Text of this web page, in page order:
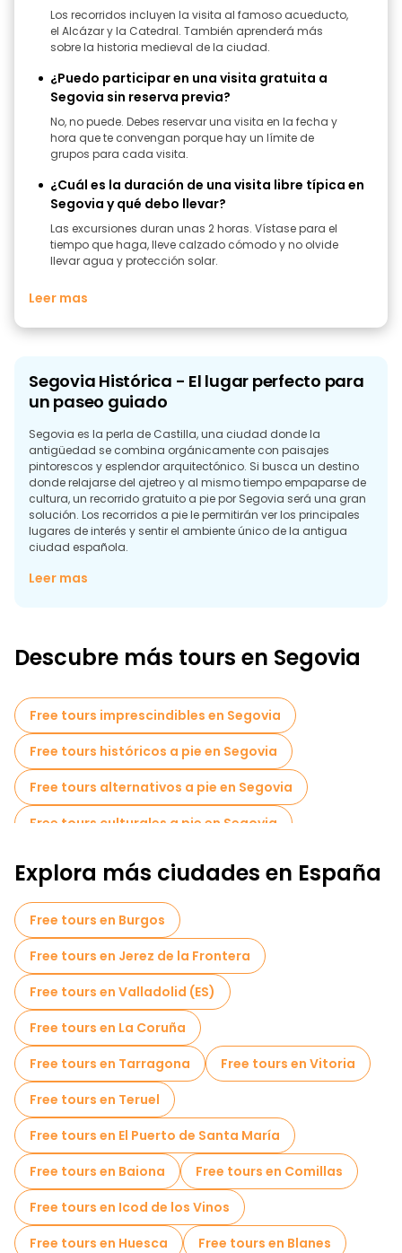
Los recorridos incluyen la visita al famoso acueducto,
el Alcázar y la Catedral. También aprenderá más
sobre la historia medieval de la ciudad.
¿Puedo participar en una visita gratuita a
Segovia sin reserva previa?
No, no puede. Debes reservar una visita en la fecha y
hora que te convengan porque hay un límite de
grupos para cada visita.
¿Cuál es la duración de una visita libre típica en
Segovia y qué debo llevar?
Las excursiones duran unas 2 horas. Vístase para el
tiempo que haga, lleve calzado cómodo y no olvide
llevar agua y protección solar.
Leer mas
Segovia Histórica - El lugar perfecto para
un paseo guiado
Segovia es la perla de Castilla, una ciudad donde la
antigüedad se combina orgánicamente con paisajes
pintorescos y esplendor arquitectónico. Si busca un destino
donde relajarse del ajetreo y al mismo tiempo empaparse de
cultura, un recorrido gratuito a pie por Segovia será una gran
solución. Los recorridos a pie le permitirán ver los principales
lugares de interés y sentir el ambiente único de la antigua
ciudad española.
Tesoros arquitectónicos y culturales de Segovia que
palacios medievales. Durante el paseo, recorrerá calles
empedradas, se asomará a antiguos templos y descubrirá
Acueducto de Segovia
El acueducto romano es uno de los principales símbolos de la
ciudad, que se construyó sin utilizar cemento. Cuarenta
metros de altura, casi 170 arcos y una mampostería
impecable lo convierten en un auténtico milagro de la
ingeniería antigua. Este monumento está incluido en la lista
del Patrimonio Mundial de la UNESCO. El paseo por el
Alcázar de Segovia
Leer mas
Descubre más tours en Segovia
Free tours imprescindibles en Segovia
Free tours históricos a pie en Segovia
Free tours alternativos a pie en Segovia
Free tours culturales a pie en Segovia
Free tours de arte a pie en Segovia
Free Tour Leyendas y Misterios de Segovia
Free tour por el casco antiguo en Segovia
Free tours de un día en Segovia
Free tours cerca Catedral de Segovia
Free tours cerca Aqueduct of Segovia
Free tours cerca Mirador de la Canaleja
Explora más ciudades en España
Free tours en Burgos
Free tours en Jerez de la Frontera
Free tours en Valladolid (ES)
Free tours en La Coruña
Free tours en Tarragona
Free tours en Vitoria
Free tours en Teruel
Free tours en El Puerto de Santa María
Free tours en Baiona
Free tours en Comillas
Free tours en Icod de los Vinos
Free tours en Huesca
Free tours en Blanes